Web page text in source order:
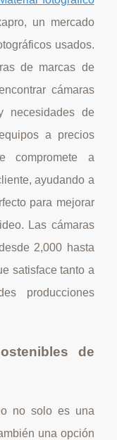
un mercado
usados.
de marcas de
cámaras
necesidades de
a precios
compromete a
ayudando a
para mejorar
Las cámaras
2,000 hasta
satisface tanto a
producciones
de
no solo es una
una opción